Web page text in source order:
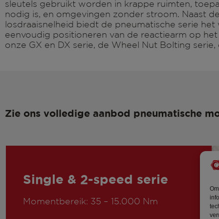
sleutels gebruikt worden in krappe ruimten,
nodig is, en omgevingen zonder stroom. Naast
losdraaisnelheid biedt de pneumatische serie
eenvoudig positioneren van de reactiearm op
onze GX en DX serie, de Wheel Nut Bolting serie,
Zie ons volledige aanbod pneumatische
Single & 2-speed serie
Momentbereik: 35 – 15.000 Nm